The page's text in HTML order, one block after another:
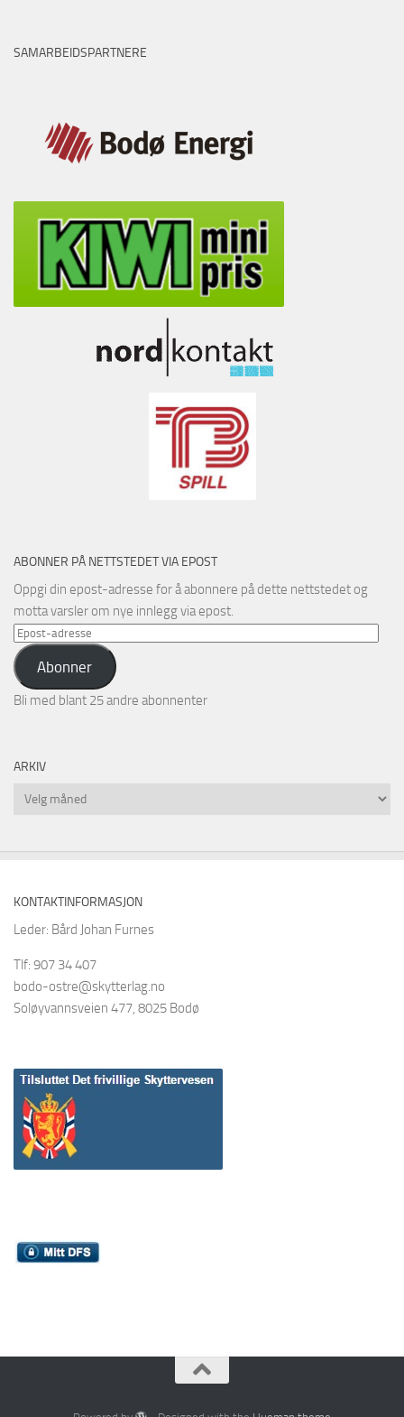
SAMARBEIDSPARTNERE
ABONNER PÅ NETTSTEDET VIA EPOST
Oppgi din epost-adresse for å abonnere på dette nettstedet og
motta varsler om nye innlegg via epost.
Epost-
adresse
Abonner
Bli med blant 25 andre abonnenter
ARKIV
Arkiv
KONTAKTINFORMASJON
Leder: Bård Johan Furnes
Tlf: 907 34 407
bodo-ostre@skytterlag.no
Soløyvannsveien 477, 8025 Bodø